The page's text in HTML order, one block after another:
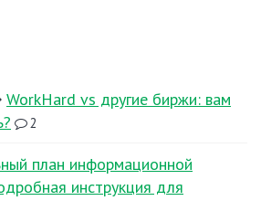
WorkHard vs другие биржи: вам
2
план информационной
инструкция для